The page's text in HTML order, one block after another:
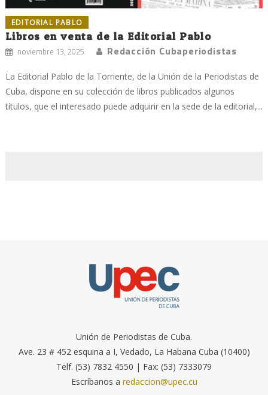
EDITORIAL PABLO
Libros en venta de la Editorial Pablo
noviembre 13, 2025 Redacción Cubaperiodistas
La Editorial Pablo de la Torriente, de la Unión de la Periodistas de
Cuba, dispone en su colección de libros publicados algunos
títulos, que el interesado puede adquirir en la sede de la editorial,...
Unión de Periodistas de Cuba.
Ave. 23 # 452 esquina a I, Vedado, La Habana Cuba (10400)
Telf. (53) 7832 4550 | Fax: (53) 7333079
Escríbanos a redaccion@upec.cu